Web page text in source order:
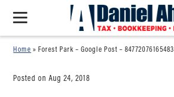
Home »Forest Park – Google Post –
Posted on Aug 24, 2018